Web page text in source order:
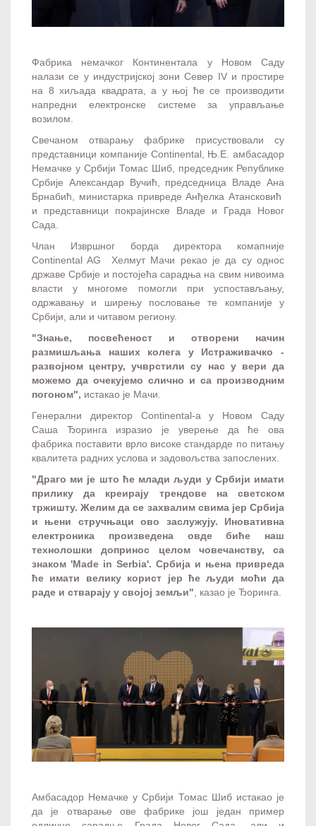
Фабрика немачког Континентала у Новом Саду
налази се у индустријској зони Север IV и простире
на 8 хиљада квадрата, а у њој ће се производити
напредни електронске системе за управљање
возилом.
Свечаном отварању фабрике присуствовали су
представници компаније Continental, Њ.Е. амбасадор
Немачке у Србији Томас Шиб, председник Републике
Србије Александар Вучић, председница Владе Ана
Брнабић, министарка привреде Анђелка Атансковић
и представници покрајинске Владе и Града Новог
Сада.
Члан Извршног борда директора комапније
Continental AG Хелмут Мачи рекао је да су однос
државе Србије и постојећа сарадња на свим нивоима
власти у многоме помогли при успостављању,
одржавању и ширењу пословање те компаније у
Србији, али и читавом региону.
"Знање, посвећеност и отворени начин
размишљања наших колега у Истраживачко -
развојном центру, учврстили су нас у вери да
можемо да очекујемо слично и са производним
погоном", истакао је Мачи.
Генерални директор Continental-a у Новом Саду
Саша Ђоринга изразио је уверење да ће ова
фабрика поставити врло високе стандарде по питању
квалитета радних услова и задовољства запослених.
"Драго ми је што ће млади људи у Србији имати
прилику да креирају трендове на светском
тржишту. Желим да се захвалим свима јер Србија
и њени стручњаци ово заслужују. Иновативна
електроника произведена овде биће наш
технолошки допринос целом човечанству, са
знаком 'Made in Serbia'. Србија и њена привреда
ће имати велику корист јер ће људи моћи да
раде и стварају у својој земљи" , казао је Ђоринга.
Амбасадор Немачке у Србији Томас Шиб истакао је
да је отварање ове фабрике још један пример